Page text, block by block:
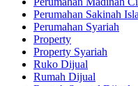
Perumahan Sakinah
Perumahan Syariah
Property
Property Syariah
Ruko Dijual
Rumah Dijual